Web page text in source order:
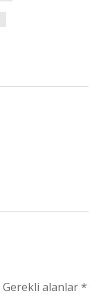
Gerekli alanlar*